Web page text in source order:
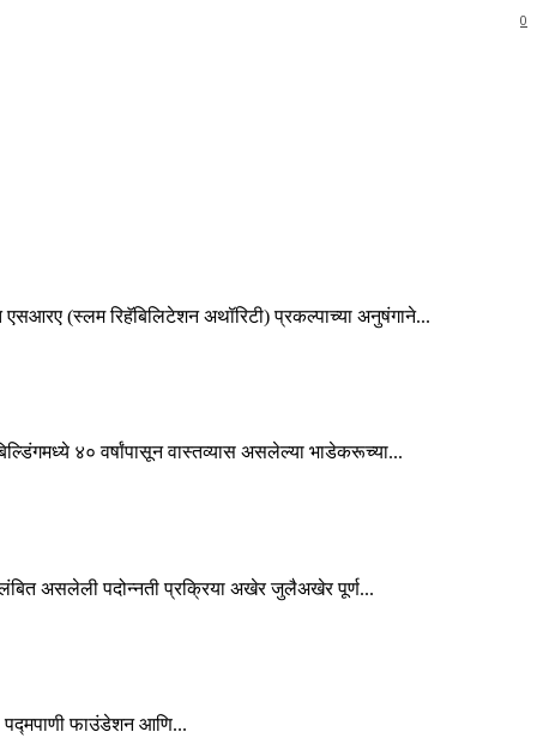
0
एसआरए (स्लम रिहॅबिलिटेशन अथॉरिटी) प्रकल्पाच्या अनुषंगाने...
४० वर्षांपासून वास्तव्यास असलेल्या भाडेकरूच्या...
असलेली पदोन्नती प्रक्रिया अखेर जुलैअखेर पूर्ण...
पद्मपाणी फाउंडेशन आणि...